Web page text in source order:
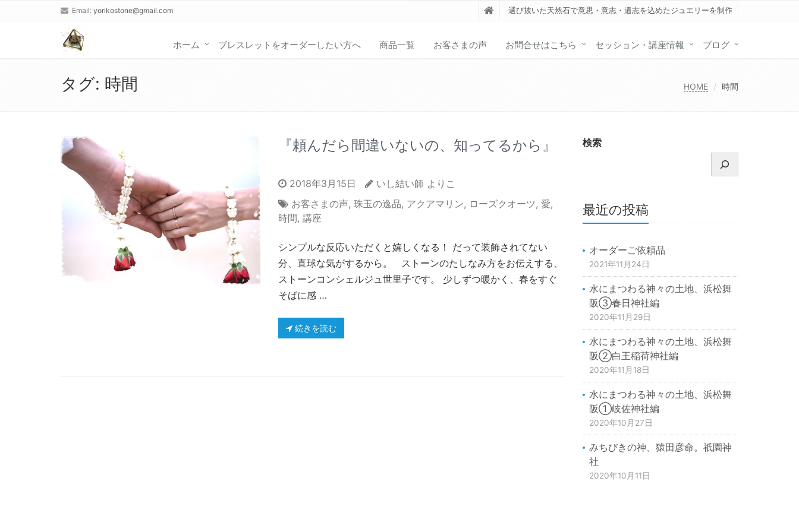
Email: yorikostone@gmail.com 選び抜いた天然石で意思・意志・遺志を込めたジュエリーを制作
ホーム ブレスレットをオーダーしたい方へ 商品一覧 お客さまの声 お問合せはこちら セッション・講座情報 ブログ
タグ: 時間 HOME 時間
『頼んだら間違いないの、知ってるから』
2018年3月15日
いし結い師 よりこ
お客さまの声, 珠玉の逸品, アクアマリン, ローズクオーツ, 愛,
時間, 講座
シンプルな反応いただくと嬉しくなる！ だって装飾されてない
分、直球な気がするから。 ストーンのたしなみ方をお伝えする、
ストーンコンシェルジュ世里子です。 少しずつ暖かく、春をすぐ
そばに感 …
続きを読む
検索
最近の投稿
オーダーご依頼品
2021年11月24日
水にまつわる神々の土地、浜松舞
阪③春日神社編
2020年11月29日
水にまつわる神々の土地、浜松舞
阪②白王稲荷神社編
2020年11月18日
水にまつわる神々の土地、浜松舞
阪①岐佐神社編
2020年10月27日
みちびきの神、猿田彦命。祇園神
社
2020年10月11日